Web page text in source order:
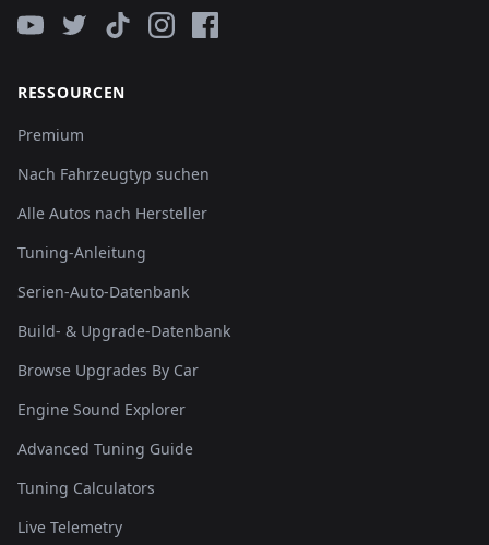
RESSOURCEN
Premium
Nach Fahrzeugtyp suchen
Alle Autos nach Hersteller
Tuning-Anleitung
Serien-Auto-Datenbank
Build- & Upgrade-Datenbank
Browse Upgrades By Car
Engine Sound Explorer
Advanced Tuning Guide
Tuning Calculators
Live Telemetry